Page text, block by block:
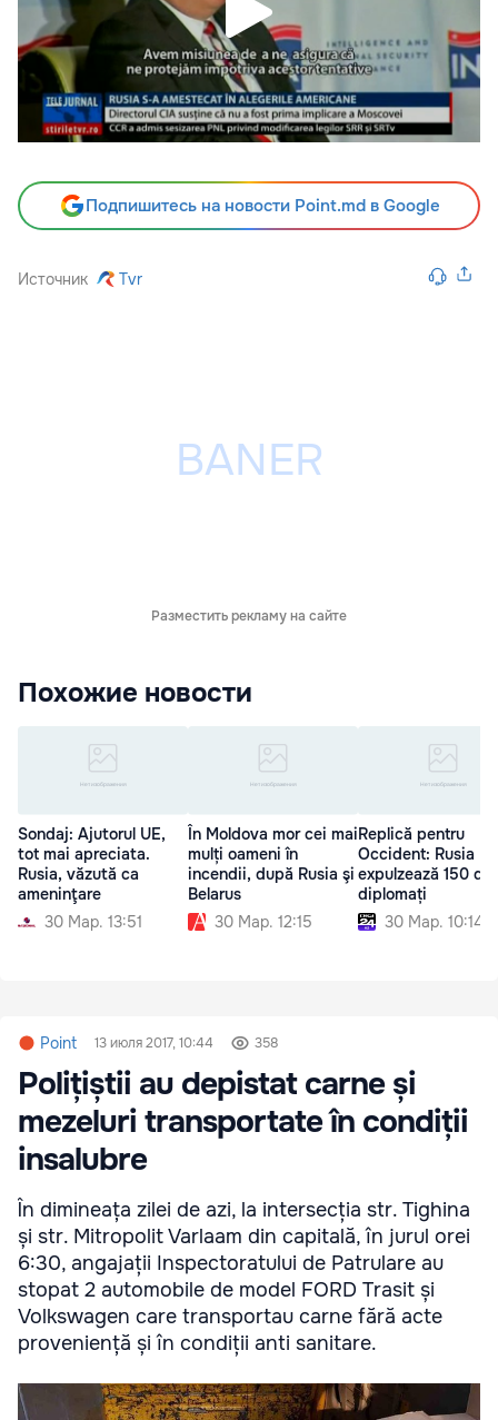
Подпишитесь на новости Point.md в Google
Источник Tvr
Разместить рекламу на сайте
Похожие новости
Sondaj: Ajutorul UE,
tot mai apreciata.
Rusia, văzută ca
ameninţare
30 Мар. 13:51
În Moldova mor cei mai
mulți oameni în
incendii, după Rusia şi
Belarus
30 Мар. 12:15
Replică pentru
Occident: Rusia
expulzează 150 de
diplomați
30 Мар. 10:14
Point 13 июля 2017, 10:44 358
Polițiștii au depistat carne și
mezeluri transportate în condiții
insalubre
În dimineața zilei de azi, la intersecția str. Tighina
și str. Mitropolit Varlaam din capitală, în jurul orei
6:30, angajații Inspectoratului de Patrulare au
stopat 2 automobile de model FORD Trasit și
Volkswagen care transportau carne fără acte
proveniență și în condiții anti sanitare.